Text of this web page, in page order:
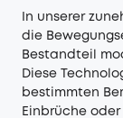
In unserer
die
Bestandteil
Diese
bestimmten
Einbrüche